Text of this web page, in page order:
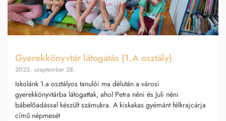
Gyerekkönyvtár látogatás (1.A osztály)
2023. szeptember 28.
Iskolánk 1.a osztályos tanulói ma délután a városi
gyerekkönyvtárba látogattak, ahol Petra néni és Juli néni
bábelőadással készült számukra. A kiskakas gyémánt félkrajcárja
című népmesét